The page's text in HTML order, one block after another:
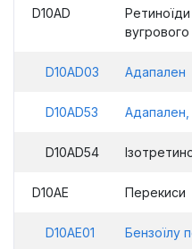
D10AD
Ретиноїди
D10AD03 Адапален
D10AD53 Адапален,
D10AD54
D10AE Перекиси
D10AE01 Бензоїлу